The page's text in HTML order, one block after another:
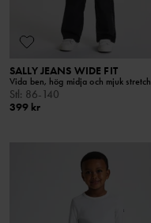
SALLY JEANS WIDE FIT
Vida ben, hög midja och mjuk stretch
Stl: 86-140
399 kr